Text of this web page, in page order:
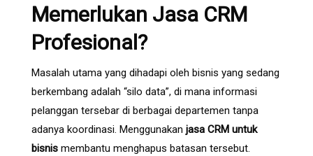
Memerlukan Jasa CRM
Profesional?
Masalah utama yang dihadapi oleh bisnis yang sedang
berkembang adalah “silo data”, di mana informasi
pelanggan tersebar di berbagai departemen tanpa
adanya koordinasi. Menggunakan jasa CRM untuk
bisnis membantu menghapus batasan tersebut.